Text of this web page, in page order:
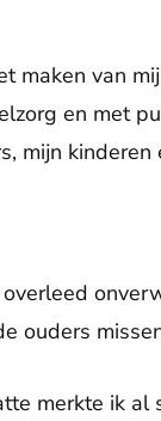
maken van
en met
mijn kinderen
ouders
merkte ik